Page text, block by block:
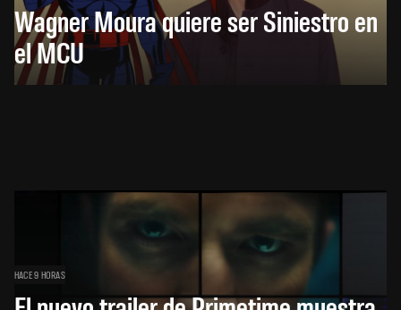
Wagner Moura quiere ser Siniestro en
el MCU
HACE 9 HORAS